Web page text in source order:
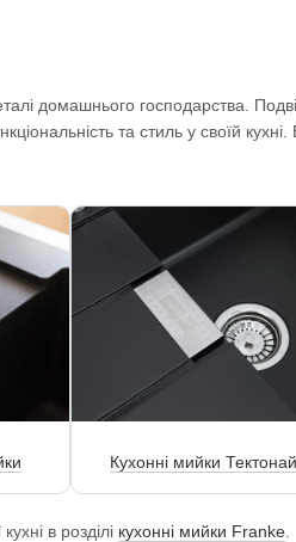
домашнього господарства.
та стиль у своїй
Кухонні мийки
в розділі кухонні мийки Franke